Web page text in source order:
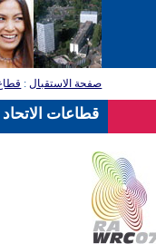
صفحة الاستقبال:
قطاعات الاتحاد